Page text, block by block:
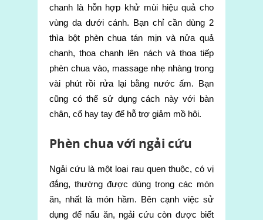
chanh là hỗn hợp khử mùi hiệu quả cho
vùng da dưới cánh. Bạn chỉ cần dùng 2
thìa bột phèn chua tán mịn và nửa quả
chanh, thoa chanh lên nách và thoa tiếp
phèn chua vào, massage nhẹ nhàng trong
vài phút rồi rửa lại bằng nước ấm. Bạn
cũng có thể sử dụng cách này với bàn
chân, cổ hay tay để hỗ trợ giảm mồ hôi.
Phèn chua với ngải cứu
Ngải cứu là một loại rau quen thuộc, có vị
đắng, thường được dùng trong các món
ăn, nhất là món hầm. Bên cạnh việc sử
dụng để nấu ăn, ngải cứu còn được biết